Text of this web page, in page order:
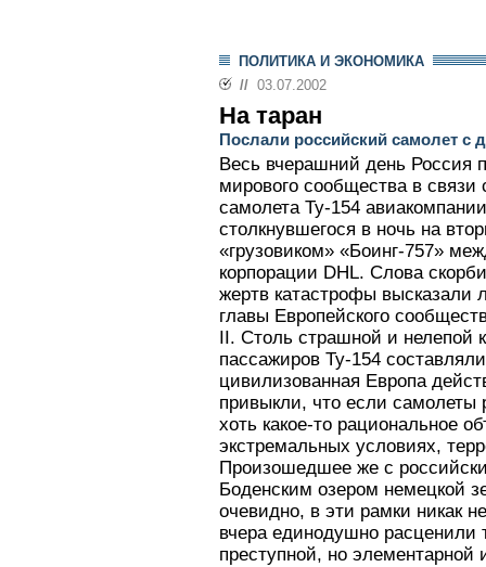
ПОЛИТИКА И ЭКОНОМИКА
// 03.07.2002
На таран
Послали российский самолет с
Весь вчерашний день Россия
мирового сообщества в связи
самолета Ту-154
столкнувшегося в ночь на
«грузовиком» «Боинг-757»
корпорации DHL. Слова
жертв катастрофы
главы Европейского
II. Столь страшной и
пассажиров Ту-154
цивилизованная Европа
привыкли, что если самолеты
хоть какое-то рациональное
экстремальных условиях,
Произошедшее же с
Боденским озером немецкой
очевидно, в эти рамки никак
вчера единодушно расценили
преступной, но